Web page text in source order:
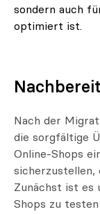
sondern auch
optimiert ist.
Nach der
die sorgfältige
Online-Shops
sicherzustellen,
Zunächst ist es
Shops zu